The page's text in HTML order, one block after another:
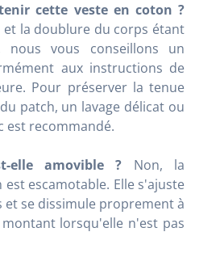
cette veste en coton ?
et la doublure du corps étant
nous vous conseillons un
aux instructions de
Pour préserver la tenue
patch, un lavage délicat ou
est recommandé.
elle amovible ? Non, la
est escamotable. Elle s'ajuste
et se dissimule proprement à
lorsqu'elle n'est pas